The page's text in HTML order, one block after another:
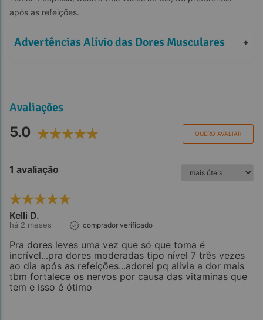
após as refeições.
Advertências Alívio das Dores Musculares +
Avaliações
5.0 QUERO AVALIAR
1 avaliação
Kelli D.
há 2 meses comprador verificado
Pra dores leves uma vez que só que toma é
incrível...pra dores moderadas tipo nível 7 três vezes
ao dia após as refeições...adorei pq alivia a dor mais
tbm fortalece os nervos por causa das vitaminas que
tem e isso é ótimo